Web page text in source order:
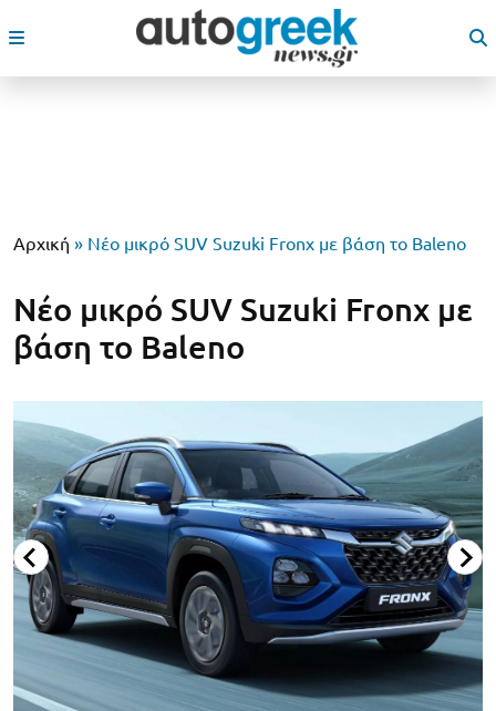
Αρχική » Νέο μικρό SUV Suzuki Fronx με βάση το Baleno
Νέο μικρό SUV Suzuki Fronx με
βάση το Baleno